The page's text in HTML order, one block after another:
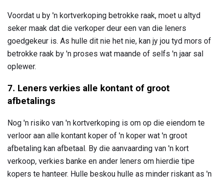
Voordat u by 'n kortverkoping betrokke raak, moet u altyd
seker maak dat die verkoper deur een van die leners
goedgekeur is. As hulle dit nie het nie, kan jy jou tyd mors of
betrokke raak by 'n proses wat maande of selfs 'n jaar sal
oplewer.
7. Leners verkies alle kontant of groot
afbetalings
Nog 'n risiko van 'n kortverkoping is om op die eiendom te
verloor aan alle kontant koper of 'n koper wat 'n groot
afbetaling kan afbetaal. By die aanvaarding van 'n kort
verkoop, verkies banke en ander leners om hierdie tipe
kopers te hanteer. Hulle beskou hulle as minder riskant as 'n